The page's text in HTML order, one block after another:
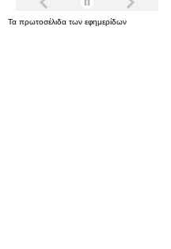
Τα πρωτοσέλιδα των εφημερίδων